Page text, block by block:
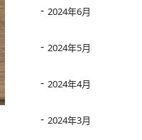
2024年6月
2024年5月
2024年4月
2024年3月